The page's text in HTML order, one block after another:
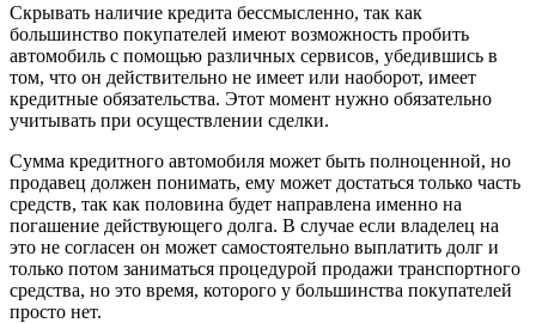
Скрывать наличие кредита бессмысленно, так как
большинство покупателей имеют возможность пробить
автомобиль с помощью различных сервисов, убедившись в
том, что он действительно не имеет или наоборот, имеет
кредитные обязательства. Этот момент нужно обязательно
учитывать при осуществлении сделки.
Сумма кредитного автомобиля может быть полноценной, но
продавец должен понимать, ему может достаться только часть
средств, так как половина будет направлена именно на
погашение действующего долга. В случае если владелец на
это не согласен он может самостоятельно выплатить долг и
только потом заниматься процедурой продажи транспортного
средства, но это время, которого у большинства покупателей
просто нет.